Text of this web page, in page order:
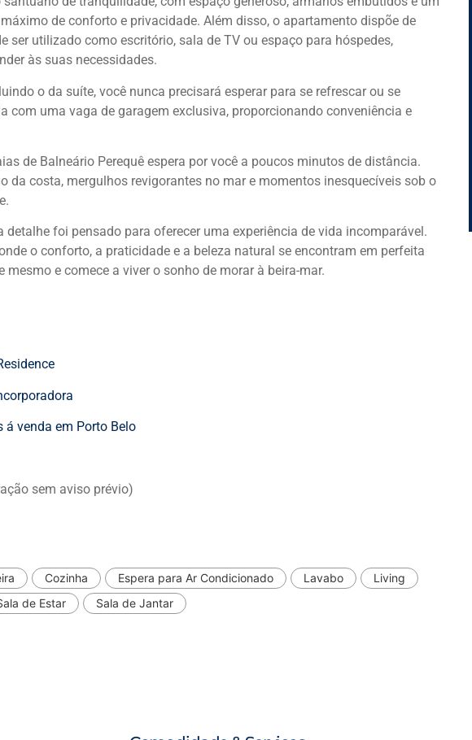
de conforto e privacidade. Além disso, o apartamento dispõe de
ser utilizado como escritório, sala de TV ou espaço para hóspedes,
às suas necessidades.
o da suíte, você nunca precisará esperar para se refrescar ou se
com uma vaga de garagem exclusiva, proporcionando conveniência e
de Balneário Perequê espera por você a poucos minutos de distância.
da costa, mergulhos revigorantes no mar e momentos inesquecíveis sob o
detalhe foi pensado para oferecer uma experiência de vida incomparável.
o conforto, a praticidade e a beleza natural se encontram em perfeita
e comece a viver o sonho de morar à beira-mar.
á venda em Porto Belo
sem aviso prévio)
Cozinha Espera para Ar Condicionado Lavabo
Living
de Estar Sala de Jantar